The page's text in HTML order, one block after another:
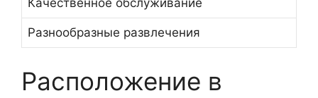
Качественное обслуживание
Разнообразные развлечения
Расположение в